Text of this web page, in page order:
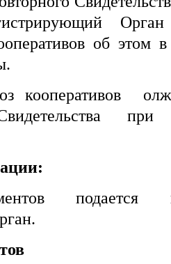
об этом
подается